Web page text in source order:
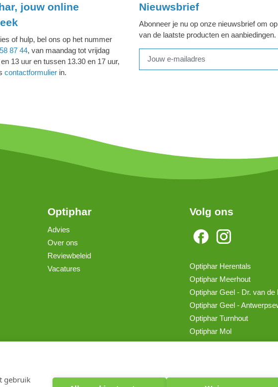
gebruik
jouw online
of hulp, bel ons op het nummer
87 44, van maandag tot vrijdag
13 uur en tussen 13.30 en 17 uur,
contactformulier in.
Nieuwsbrief
Abonneer je nu op onze nieuwsbrief om
van de laatste producten en aanbiedingen.
Optiphar
Advies
Over ons
Reviewbeleid
Vacatures
Volg ons
Optiphar Herentals
Optiphar Meerhout
Optiphar Geel - Dr. van de
Optiphar Geel -
Optiphar Turnhout
Optiphar Mol